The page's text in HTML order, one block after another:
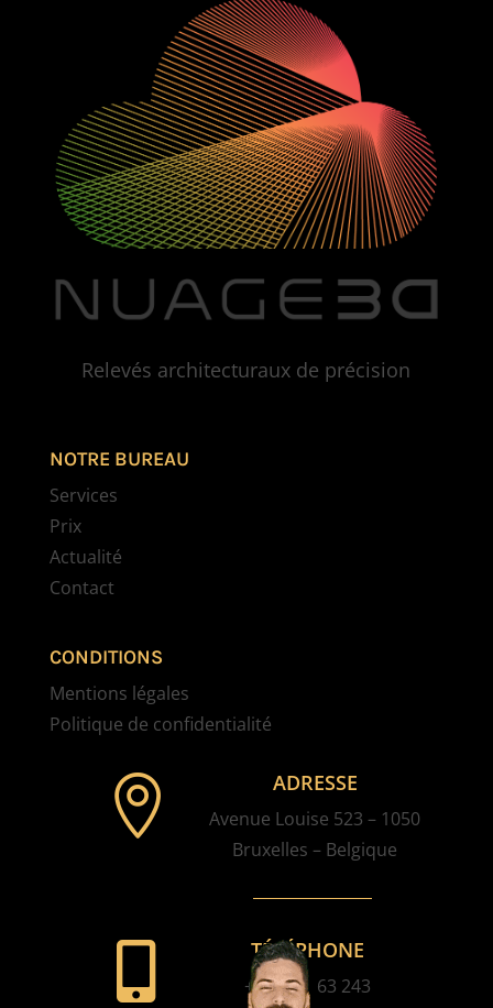
Relevés architecturaux de précision
NOTRE BUREAU
Services
Prix
Actualité
Contact
CONDITIONS
Mentions légales
Politique de confidentialité
 ADRESSE
Avenue Louise 523 – 1050
Bruxelles – Belgique
 TÉLÉPHONE
+32 2 61 63 243